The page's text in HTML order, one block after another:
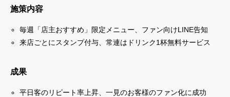
施策内容
毎週「店主おすすめ」限定メニュー、ファン向けLINE告知
来店ごとにスタンプ付与、常連はドリンク1杯無料サービス
成果
平日客のリピート率上昇、一見のお客様のファン化に成功